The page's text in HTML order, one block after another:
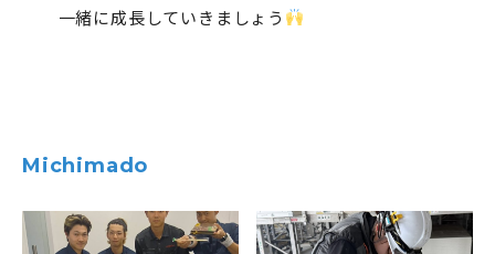
一緒に成長していきましょう
Michimado